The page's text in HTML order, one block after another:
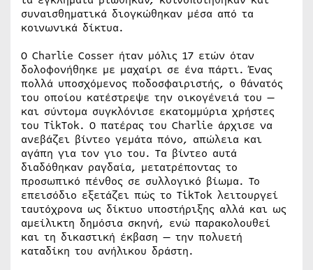
συναισθηματικά διογκώθηκαν μέσα από τα
κοινωνικά δίκτυα.
Ο Charlie Cosser ήταν μόλις 17 ετών όταν
δολοφονήθηκε με μαχαίρι σε ένα πάρτι. Ένας
πολλά υποσχόμενος ποδοσφαιριστής, ο θάνατός
του οποίου κατέστρεψε την οικογένειά του —
και σύντομα συγκλόνισε εκατομμύρια χρήστες
του TikTok. Ο πατέρας του Charlie άρχισε να
ανεβάζει βίντεο γεμάτα πόνο, απώλεια και
αγάπη για τον γιο του. Τα βίντεο αυτά
διαδόθηκαν ραγδαία, μετατρέποντας το
προσωπικό πένθος σε συλλογικό βίωμα. Το
επεισόδιο εξετάζει πώς το TikTok λειτουργεί
ταυτόχρονα ως δίκτυο υποστήριξης αλλά και ως
αμείλικτη δημόσια σκηνή, ενώ παρακολουθεί
και τη δικαστική έκβαση — την πολυετή
καταδίκη του ανήλικου δράστη.